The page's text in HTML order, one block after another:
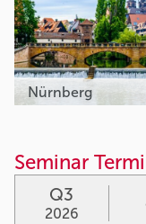
Nürnberg
Seminar
Q3
2026